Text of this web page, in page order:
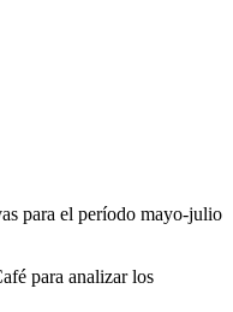
para el período mayo-julio
para analizar los